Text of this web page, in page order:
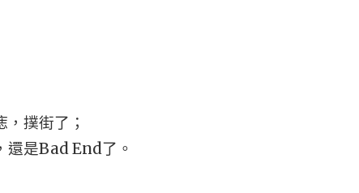
撲街了；
還是Bad End了。